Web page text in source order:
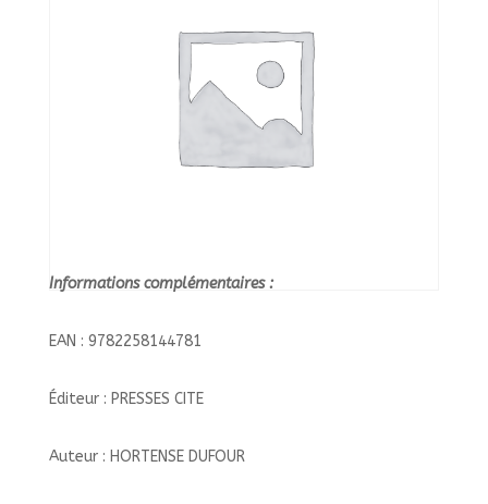
Informations complémentaires :
EAN : 9782258144781
Éditeur : PRESSES CITE
Auteur : HORTENSE DUFOUR